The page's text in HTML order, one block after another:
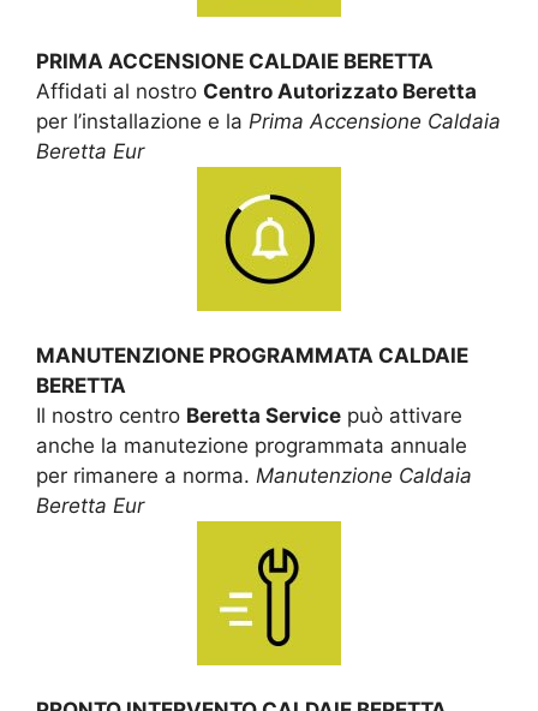
PRIMA ACCENSIONE CALDAIE BERETTA
Affidati al nostro Centro Autorizzato Beretta
per l’installazione e la Prima Accensione Caldaia
Beretta Eur
MANUTENZIONE PROGRAMMATA CALDAIE
BERETTA
Il nostro centro Beretta Service può attivare
anche la manutezione programmata annuale
per rimanere a norma. Manutenzione Caldaia
Beretta Eur